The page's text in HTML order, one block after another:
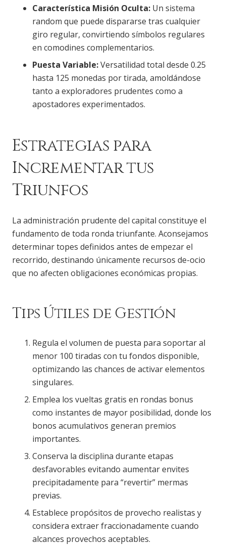
Característica Misión Oculta: Un sistema
random que puede dispararse tras cualquier
giro regular, convirtiendo símbolos regulares
en comodines complementarios.
Puesta Variable:Versatilidad total desde 0.25
hasta 125 monedas por tirada, amoldándose
tanto a exploradores prudentes como a
apostadores experimentados.
Estrategias para
Incrementar tus
Triunfos
La administración prudente del capital constituye el
fundamento de toda ronda triunfante. Aconsejamos
determinar topes definidos antes de empezar el
recorrido, destinando únicamente recursos de-ocio
que no afecten obligaciones económicas propias.
Tips Útiles de Gestión
Regula el volumen de puesta para soportar al
menor 100 tiradas con tu fondos disponible,
optimizando las chances de activar elementos
singulares.
Emplea los vueltas gratis en rondas bonus
como instantes de mayor posibilidad, donde los
bonos acumulativos generan premios
importantes.
Conserva la disciplina durante etapas
desfavorables evitando aumentar envites
precipitadamente para “revertir” mermas
previas.
Establece propósitos de provecho realistas y
considera extraer fraccionadamente cuando
alcances provechos aceptables.